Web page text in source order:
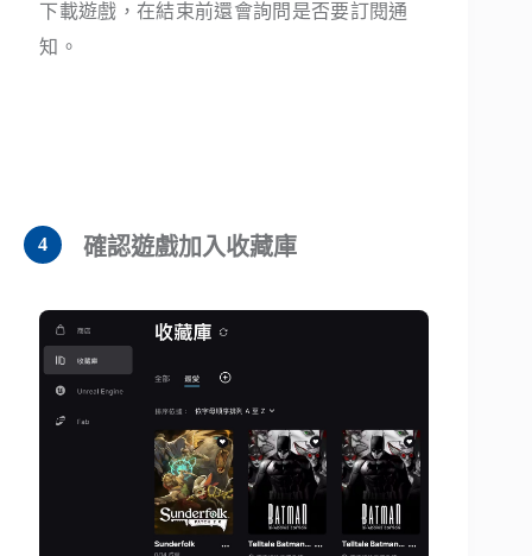
下載遊戲，在結束前還會詢問是否要訂閱通
知。
確認遊戲加入收藏庫